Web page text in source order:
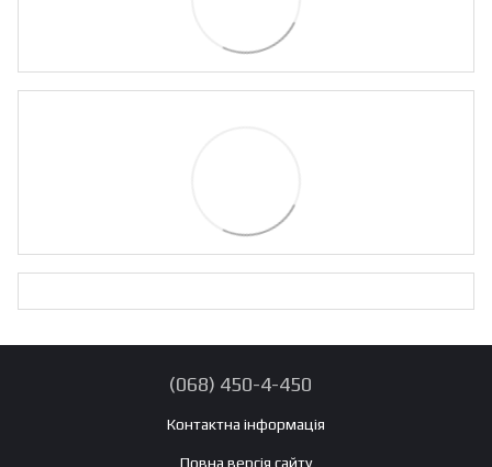
(068) 450-4-450
Контактна інформація
Повна версія сайту